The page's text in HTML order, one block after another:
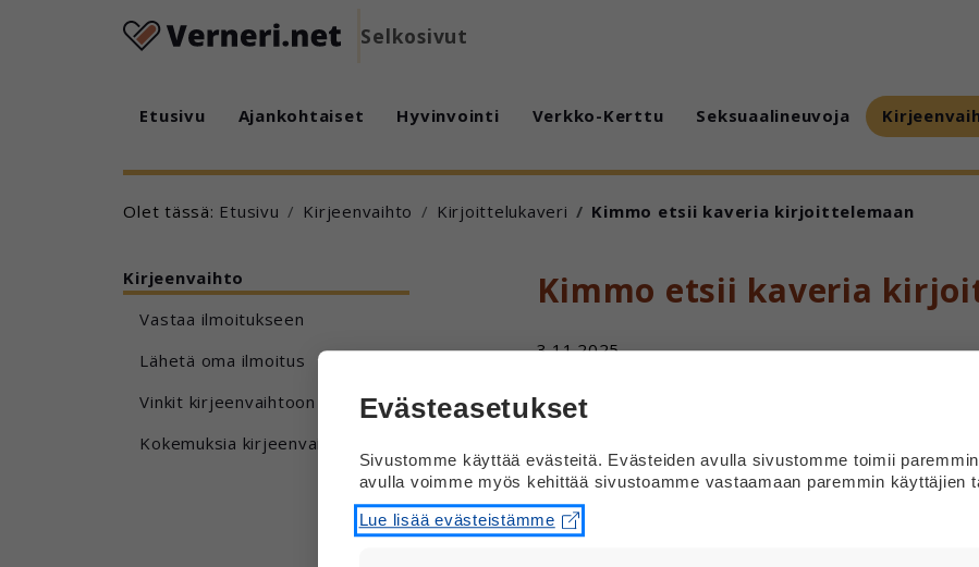
Selkosivut
Etusivu Ajankohtaiset Hyvinvointi Verkko-Kerttu Seksuaalineuvoja
Olet tässä: Etusivu Kirjeenvaihto Kirjoittelukaveri Kimmo etsii kaveria kirjoittelemaan
Kirjeenvaihto
Vastaa ilmoitukseen
Lähetä oma ilmoitus
Vinkit kirjeenvaihtoon
Kokemuksia kirjeenvaihdosta
Kimmo etsii kaveria
3.11.2025
Harrastan free golfin heittoa, uintia ja pyöräilyä.
Etsin kirjeenvaihtokaveria tai kaveria sähköpostien
Uudeltamaalta.
Evästeasetukset
Sivustomme käyttää evästeitä. Evästeiden avulla sivustomme toimii
avulla voimme myös kehittää sivustoamme vastaamaan paremmin käyttäjien
Lue lisää evästeistämme